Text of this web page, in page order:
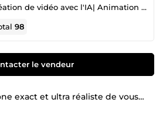
Numéro 1 création de vidéo avec l'IA| Animation 2D et 3D| Montage Vidéo| Vidéo Whiteboard
98
le vendeur
exact et ultra réaliste de vous…